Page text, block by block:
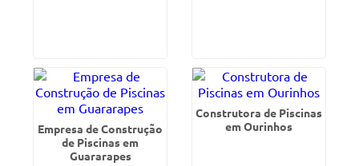
Empresa de Construção
de Piscinas em
Guararapes
Construtora de Piscinas
em Ourinhos